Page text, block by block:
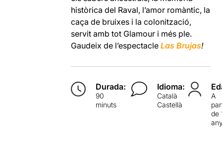
històrica del Raval, l’amor romàntic, la
caça de bruixes i la colonització,
servit amb tot Glamour i més ple.
Gaudeix de l’espectacleLas Brujas!
Durada:
90
minuts
Idioma:
Català
Castellà
A
de